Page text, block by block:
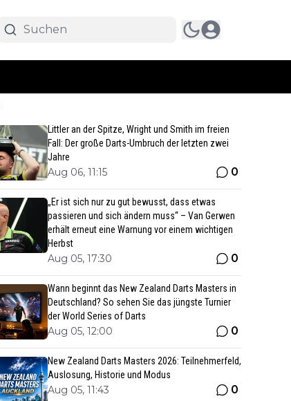
Littler an der Spitze, Wright und Smith im freien
Fall: Der große Darts-Umbruch der letzten zwei
Jahre
Aug 06, 11:15 0
„Er ist sich nur zu gut bewusst, dass etwas
passieren und sich ändern muss“ – Van Gerwen
erhält erneut eine Warnung vor einem wichtigen
Herbst
Aug 05, 17:30 0
Wann beginnt das New Zealand Darts Masters in
Deutschland? So sehen Sie das jüngste Turnier
der World Series of Darts
Aug 05, 12:00 0
New Zealand Darts Masters 2026: Teilnehmerfeld,
Auslosung, Historie und Modus
Aug 05, 11:43 0